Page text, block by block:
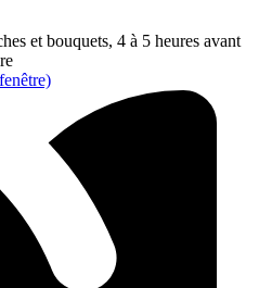
et bouquets, 4 à 5 heures avant